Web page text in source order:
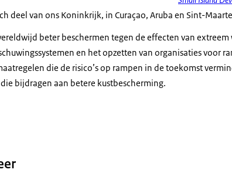
deel van ons Koninkrijk, in Curaçao, Aruba en Sint-
beter beschermen tegen de effecten van extreem
en het opzetten van organisaties voor
die de risico’s op rampen in de toekomst
bijdragen aan betere kustbescherming.